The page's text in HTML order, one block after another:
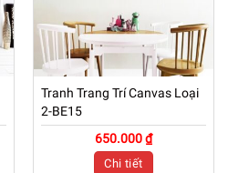
Tranh Trang Trí Canvas Loại
2-BE15
650.000 ₫
Chi tiết